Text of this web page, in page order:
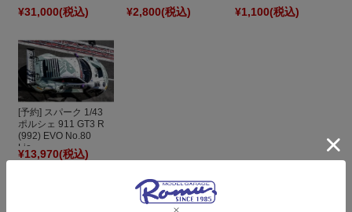
¥31,000(税込) ¥2,800(税込) ¥1,100(税込)
[予約] スパーク 1/43
ポルシェ 911 GT3 R
(992) EVO No.80
Lio...
¥13,970(税込)